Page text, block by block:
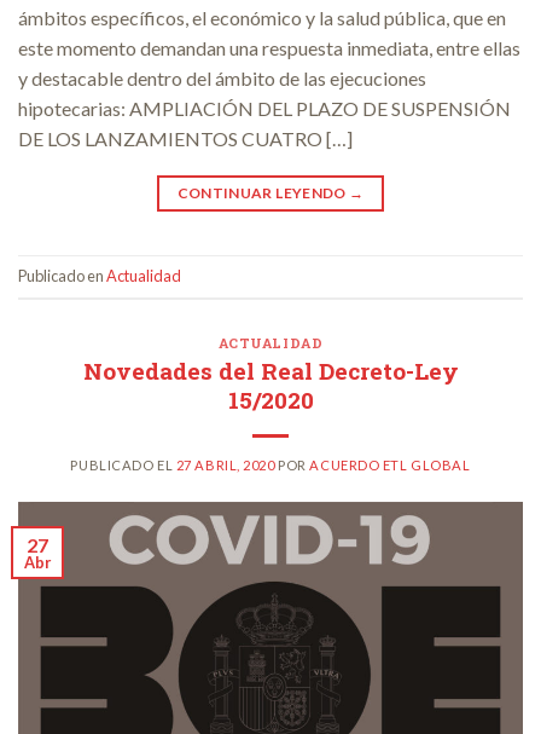
ámbitos específicos, el económico y la salud pública, que en
este momento demandan una respuesta inmediata, entre ellas
y destacable dentro del ámbito de las ejecuciones
hipotecarias: AMPLIACIÓN DEL PLAZO DE SUSPENSIÓN
DE LOS LANZAMIENTOS CUATRO […]
CONTINUAR LEYENDO →
Publicado enActualidad
ACTUALIDAD
Novedades del Real Decreto-Ley
15/2020
PUBLICADO EL 27 ABRIL, 2020POR ACUERDO ETL GLOBAL
27
Abr